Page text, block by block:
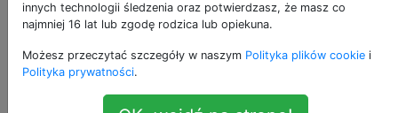
56
Właśnie zainstalowałem Lion i nie mogę
użytkownika.
Czy ten folder już nie istnieje? Jeśli nie, gdzie
innych technologii śledzenia oraz potwierdzasz, że masz co
najmniej 16 lat lub zgodę rodzica lub opiekuna.
Możesz przeczytać szczegóły w naszym Polityka plików cookie i
Polityka prywatności.